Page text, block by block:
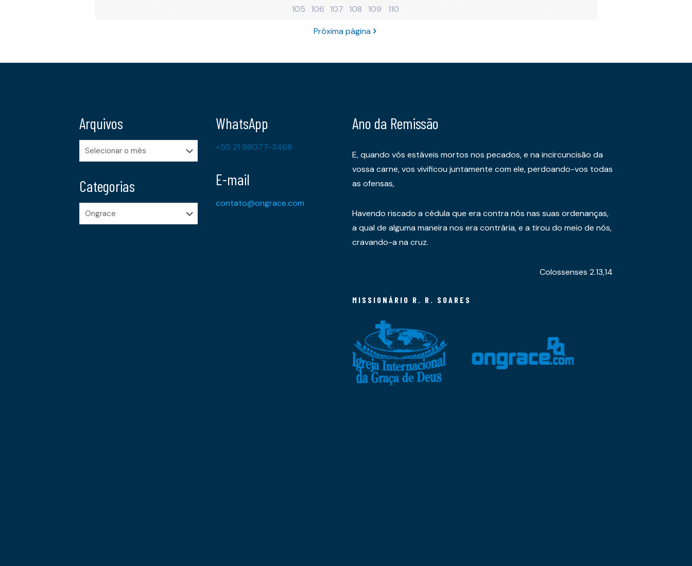
105
106 107 108 109 110
Próxima página
Arquivos
Arquivos
Categorias
Categorias
WhatsApp
+55 21 99077-3468
E-mail
contato@ongrace.com
Ano da Remissão
E, quando vós estáveis mortos nos pecados, e na incircuncisão da
vossa carne, vos vivificou juntamente com ele, perdoando-vos todas
as ofensas,
Havendo riscado a cédula que era contra nós nas suas ordenanças,
a qual de alguma maneira nos era contrária, e a tirou do meio de nós,
cravando-a na cruz.
Colossenses 2.13,14
MISSIONÁRIO R. R. SOARES